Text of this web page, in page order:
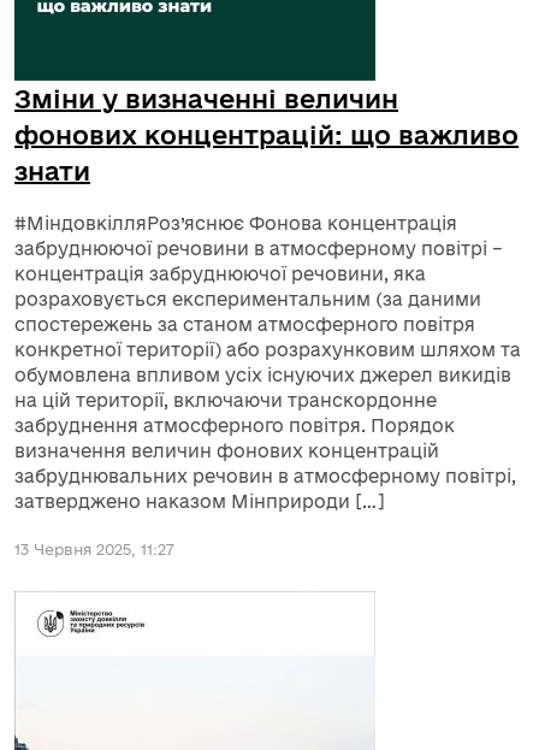
Зміни у визначенні величин
фонових концентрацій: що важливо
знати
#МіндовкілляРоз’яснює Фонова концентрація
забруднюючої речовини в атмосферному повітрі –
концентрація забруднюючої речовини, яка
розраховується експериментальним (за даними
спостережень за станом атмосферного повітря
конкретної території) або розрахунковим шляхом та
обумовлена впливом усіх існуючих джерел викидів
на цій території, включаючи транскордонне
забруднення атмосферного повітря. Порядок
визначення величин фонових концентрацій
забруднювальних речовин в атмосферному повітрі,
затверджено наказом Мінприроди […]
13 Червня 2025, 11:27